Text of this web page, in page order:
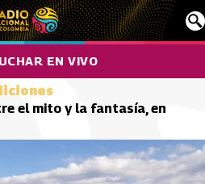
EN VIVO
el mito y la fantasía, en